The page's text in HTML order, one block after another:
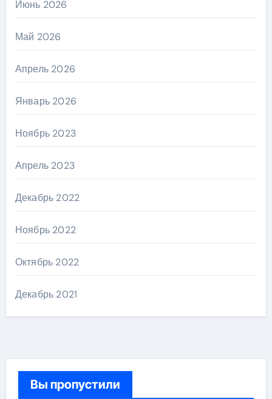
Июнь 2026
Май 2026
Апрель 2026
Январь 2026
Ноябрь 2023
Апрель 2023
Декабрь 2022
Ноябрь 2022
Октябрь 2022
Декабрь 2021
Вы пропустили